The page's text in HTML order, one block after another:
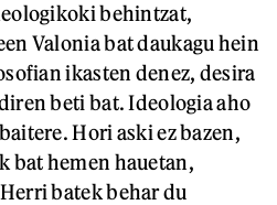
behintzat,
Valonia bat daukagu hein
ikasten denez, desira
beti bat. Ideologia aho
Hori aski ez bazen,
bat hemen hauetan,
batek behar du